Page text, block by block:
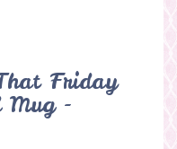
Friday
Mug -